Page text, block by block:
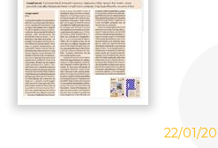
22/01/